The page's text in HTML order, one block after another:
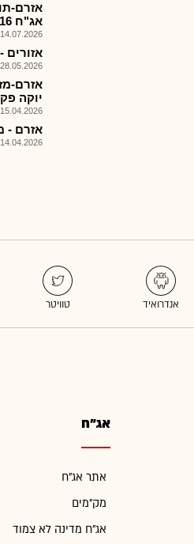
אזרם-
אג"ח 16 לציבור
14.07.2026, 08:27
אזורים - דוח
28.05.2026, 10:20
אזרם-
יוקה
15.04.2026, 08:25
אזרם -
14.04.2026, 15:06
אג"ח
אתר אג"ח
מק"מים
אג"ח מדינה לא צמוד